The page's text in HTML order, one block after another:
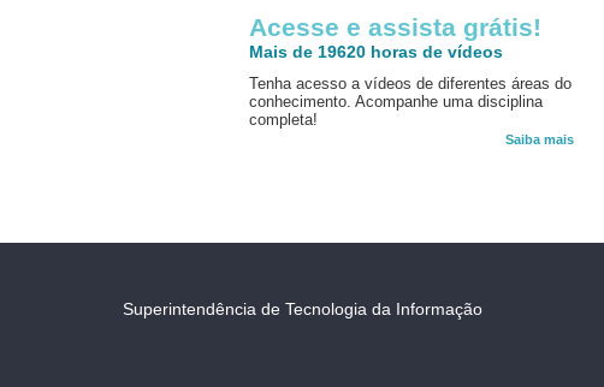
Acesse e assista grátis!
Mais de 19620 horas de vídeos
Tenha acesso a vídeos de diferentes áreas do
conhecimento. Acompanhe uma disciplina
completa!
Saiba mais
Superintendência de Tecnologia da Informação